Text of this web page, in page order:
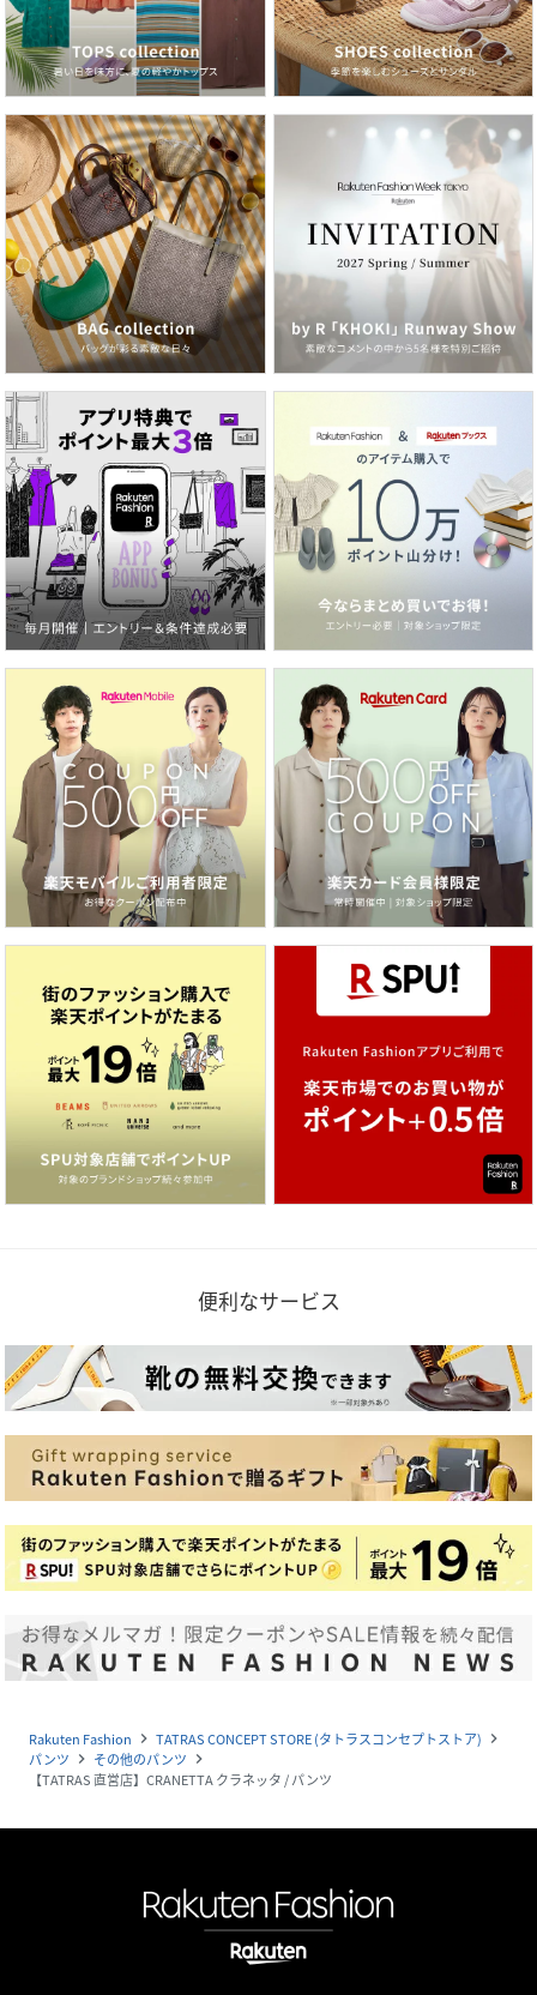
便利なサービス
Rakuten Fashion navigate_next TATRAS CONCEPT STORE (タトラスコンセプトストア) navigate_next
パンツ navigate_next その他のパンツ navigate_next
【TATRAS 直営店】CRANETTA クラネッタ / パンツ